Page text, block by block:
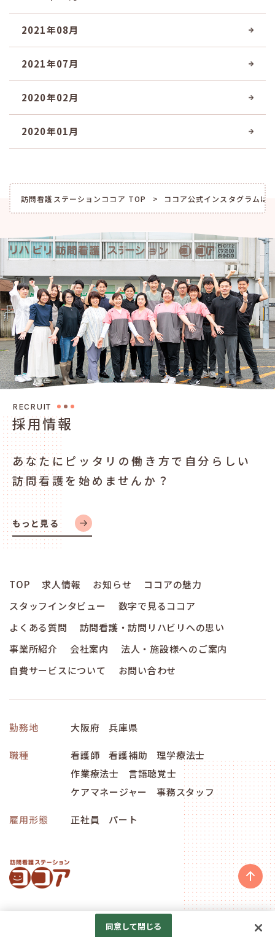
2021年08月
2021年07月
2020年02月
2020年01月
訪問看護ステーションココア TOP ココア公式インスタグラムは
RECRUIT
採用情報
あなたにピッタリの働き方で 自分らしい
訪問看護を始めませんか？
もっと見る
TOP 求人情報 お知らせ
ココアの魅力
スタッフインタビュー
数字で見るココア
よくある質問
訪問看護・訪問リハビリへの思い
事業所紹介
会社案内
法人・施設様へのご案内
自費サービスについて
お問い合わせ
勤務地 大阪府 兵庫県
職種 看護師 看護補助
理学療法士
作業療法士
言語聴覚士
ケアマネージャー
事務スタッフ
雇用形態 正社員 パート
Googleアナリティクスの利用について
同意して閉じる